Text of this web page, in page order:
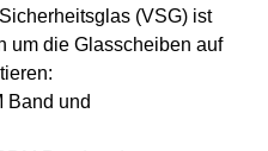
(VSG) ist
um die Glasscheiben auf
Band und